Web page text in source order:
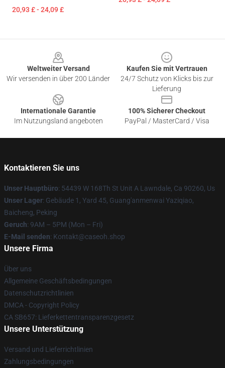
20,93 £ - 24,09 £
Weltweiter Versand
Wir versenden in über 200 Länder
Kaufen Sie mit Vertrauen
24/7 Schutz von Klicks bis zur
Lieferung
Internationale Garantie
Im Nutzungsland angeboten
100% Sicherer Checkout
PayPal / MasterCard / Visa
Kontaktieren Sie uns
Unser Hauptbüro: 54439 W 168Th St Unit A Lawndale, Ca 90260, Us
Unser Lager: Gebäude 1, Yard 45, Guang'anmenwai Yaziqiao,
Baicheng, Peking
Geruch: 9AM – 5PM (Mon – Fri)
E-Mail senden: Kontakt@caseoh.shop
Unsere Firma
Über uns
Allgemeine Geschäftsbedingungen
Datenschutzrichtlinien
DMCA - Copyright Policy
CA SB657: Lieferkettentransparenzgesetz
Unsere Unterstützung
Versand und Lieferrichtlinien
Zahlungsbedingungen